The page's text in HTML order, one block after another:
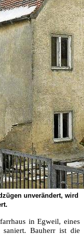
unverändert, wird
in Egweil, eines
Bauherr ist die